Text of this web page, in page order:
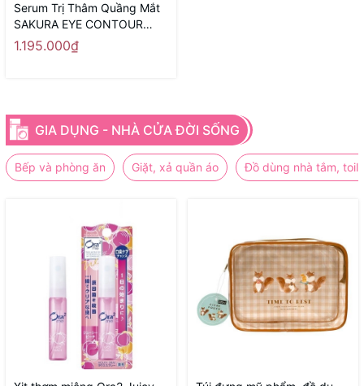
Serum Trị Thâm Quầng Mắt
SAKURA EYE CONTOUR
SERUM
1.195.000₫
GIA DỤNG - NHÀ CỬA ĐỜI SỐNG
Bếp và phòng ăn Giặt, xả quần áo Đồ dùng nhà tắm,